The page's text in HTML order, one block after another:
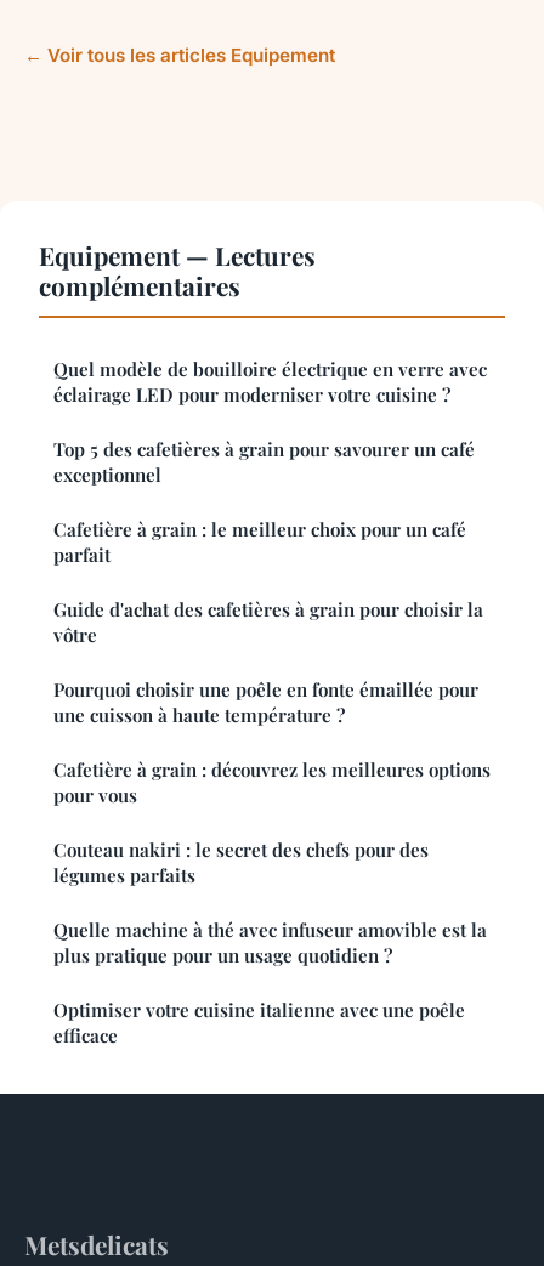
← Voir tous les articles Equipement
Equipement — Lectures
complémentaires
Quel modèle de bouilloire électrique en verre avec
éclairage LED pour moderniser votre cuisine ?
Top 5 des cafetières à grain pour savourer un café
exceptionnel
Cafetière à grain : le meilleur choix pour un café
parfait
Guide d'achat des cafetières à grain pour choisir la
vôtre
Pourquoi choisir une poêle en fonte émaillée pour
une cuisson à haute température ?
Cafetière à grain : découvrez les meilleures options
pour vous
Couteau nakiri : le secret des chefs pour des
légumes parfaits
Quelle machine à thé avec infuseur amovible est la
plus pratique pour un usage quotidien ?
Optimiser votre cuisine italienne avec une poêle
efficace
Metsdelicats